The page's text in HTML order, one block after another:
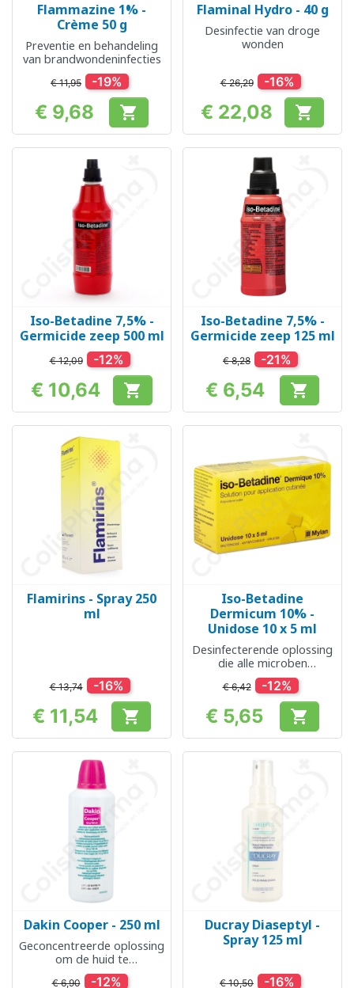
Flammazine 1% -
Crème 50 g
Preventie en behandeling
van brandwondeninfecties
€ 11,95 -19%
Prijs
€ 9,68 
Flaminal Hydro - 40 g
Desinfectie van droge
wonden
€ 26,29 -16%
Prijs
€ 22,08 
Iso-Betadine 7,5% -
Germicide zeep 500 ml
€ 12,09 -12%
Prijs
€ 10,64 
Iso-Betadine 7,5% -
Germicide zeep 125 ml
€ 8,28 -21%
Prijs
€ 6,54 
Flamirins - Spray 250
ml
€ 13,74 -16%
Prijs
€ 11,54 
Iso-Betadine
Dermicum 10% -
Unidose 10 x 5 ml
Desinfecterende oplossing
die alle microben
verwijdert
€ 6,42 -12%
Prijs
€ 5,65 
Dakin Cooper - 250 ml
Geconcentreerde oplossing
om de huid te
desinfecteren
€ 6,90 -12%
Ducray Diaseptyl -
Spray 125 ml
€ 10,50 -16%